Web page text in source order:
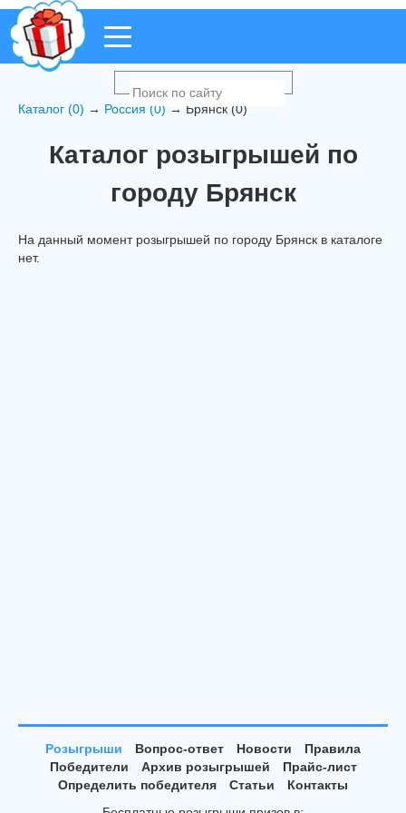
Каталог (0) → Россия (0) → Брянск (0)
Каталог розыгрышей по
городу Брянск
На данный момент розыгрышей по городу Брянск в каталоге
нет.
Розыгрыши Вопрос-ответ Новости
Правила
Победители
Архив розыгрышей
Прайс-лист
Определить победителя
Статьи
Контакты